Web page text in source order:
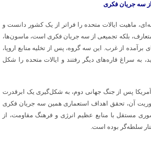
از سه جریان فکری
ماهیت ایالات متحده را فراتر از یک کشور دانست و
بلکه تجمیعی از سه جریان فکری است، ماسون‌ها،
برآمده از غرب. این سه گروه، پس از تخلیه منابع اروپا،
به سراغ قاره‌های دیگر رفتند و ایالات متحده را شکل
پس از جنگ جهانی دوم، به شکل‌گیری یک ابرقدرت
آن، تحقق اهداف استعماری همین سه جریان فکری
مستقل با منابع عظیم انرژی و فرهنگ مقاومت، از
سلطه‌گر بوده است.